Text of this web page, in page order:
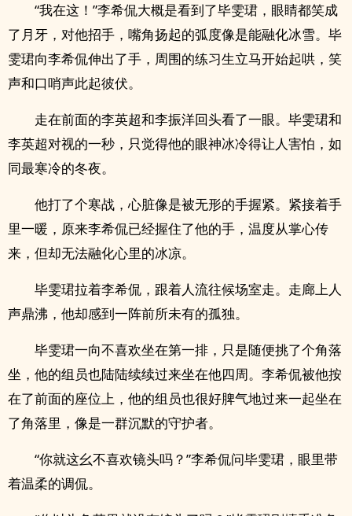
“我在这！”李希侃大概是看到了毕雯珺，眼睛都笑成
了月牙，对他招手，嘴角扬起的弧度像是能融化冰雪。毕
雯珺向李希侃伸出了手，周围的练习生立马开始起哄，笑
声和口哨声此起彼伏。
走在前面的李英超和李振洋回头看了一眼。毕雯珺和
李英超对视的一秒，只觉得他的眼神冰冷得让人害怕，如
同最寒冷的冬夜。
他打了个寒战，心脏像是被无形的手握紧。紧接着手
里一暖，原来李希侃已经握住了他的手，温度从掌心传
来，但却无法融化心里的冰凉。
毕雯珺拉着李希侃，跟着人流往候场室走。走廊上人
声鼎沸，他却感到一阵前所未有的孤独。
毕雯珺一向不喜欢坐在第一排，只是随便挑了个角落
坐，他的组员也陆陆续续过来坐在他四周。李希侃被他按
在了前面的座位上，他的组员也很好脾气地过来一起坐在
了角落里，像是一群沉默的守护者。
“你就这幺不喜欢镜头吗？”李希侃问毕雯珺，眼里带
着温柔的调侃。